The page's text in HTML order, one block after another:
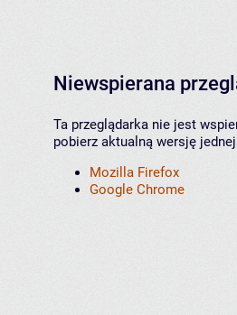
Niewspierana
Ta przeglądarka nie jest
pobierz aktualną wersję
Mozilla Firefox
Google Chrome